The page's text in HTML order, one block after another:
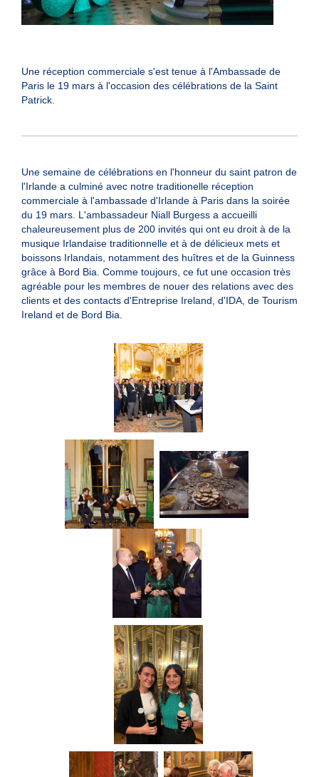
Une réception commerciale s'est tenue à l'Ambassade de
Paris le 19 mars à l'occasion des célébrations de la Saint
Patrick.
Une semaine de célébrations en l'honneur du saint patron de
l'Irlande a culminé avec notre traditionelle réception
commerciale à l'ambassade d'Irlande à Paris dans la soirée
du 19 mars. L'ambassadeur Niall Burgess a accueilli
chaleureusement plus de 200 invités qui ont eu droit à de la
musique Irlandaise traditionnelle et à de délicieux mets et
boissons Irlandais, notamment des huîtres et de la Guinness
grâce à Bord Bia. Comme toujours, ce fut une occasion très
agréable pour les membres de nouer des relations avec des
clients et des contacts d'Entreprise Ireland, d'IDA, de Tourism
Ireland et de Bord Bia.